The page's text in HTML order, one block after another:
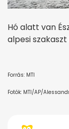
Hó alatt van
alpesi
Forrás: MTI
Fotók: MTI/AP/